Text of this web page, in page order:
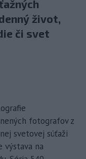
život,
či svet
fotografov z
svetovej súťaži
výstava na